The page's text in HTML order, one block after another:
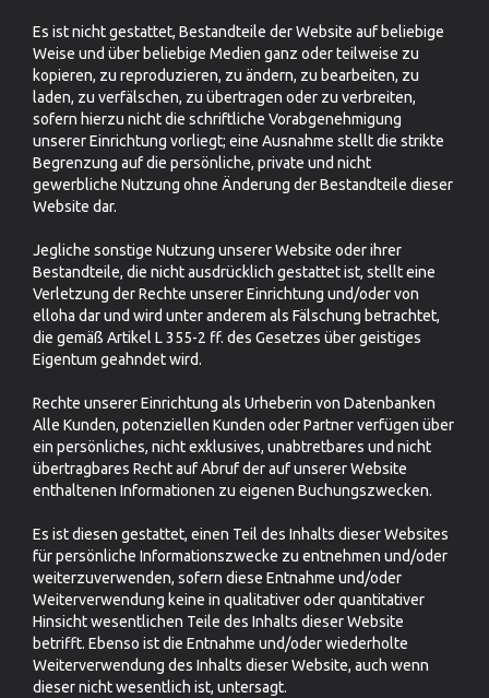
Es ist nicht gestattet, Bestandteile der Website auf beliebige
Weise und über beliebige Medien ganz oder teilweise zu
kopieren, zu reproduzieren, zu ändern, zu bearbeiten, zu
laden, zu verfälschen, zu übertragen oder zu verbreiten,
sofern hierzu nicht die schriftliche Vorabgenehmigung
unserer Einrichtung vorliegt; eine Ausnahme stellt die strikte
Begrenzung auf die persönliche, private und nicht
gewerbliche Nutzung ohne Änderung der Bestandteile dieser
Website dar.
Jegliche sonstige Nutzung unserer Website oder ihrer
Bestandteile, die nicht ausdrücklich gestattet ist, stellt eine
Verletzung der Rechte unserer Einrichtung und/oder von
elloha dar und wird unter anderem als Fälschung betrachtet,
die gemäß Artikel L 355-2 ff. des Gesetzes über geistiges
Eigentum geahndet wird.
Rechte unserer Einrichtung als Urheberin von Datenbanken
Alle Kunden, potenziellen Kunden oder Partner verfügen über
ein persönliches, nicht exklusives, unabtretbares und nicht
übertragbares Recht auf Abruf der auf unserer Website
enthaltenen Informationen zu eigenen Buchungszwecken.
Es ist diesen gestattet, einen Teil des Inhalts dieser Websites
für persönliche Informationszwecke zu entnehmen und/oder
weiterzuverwenden, sofern diese Entnahme und/oder
Weiterverwendung keine in qualitativer oder quantitativer
Hinsicht wesentlichen Teile des Inhalts dieser Website
betrifft. Ebenso ist die Entnahme und/oder wiederholte
Weiterverwendung des Inhalts dieser Website, auch wenn
dieser nicht wesentlich ist, untersagt.